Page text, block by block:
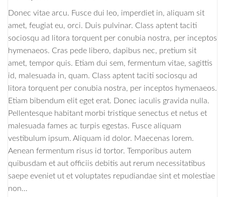
Donec vitae arcu. Fusce dui leo, imperdiet in, aliquam sit
amet, feugiat eu, orci. Duis pulvinar. Class aptent taciti
sociosqu ad litora torquent per conubia nostra, per inceptos
hymenaeos. Cras pede libero, dapibus nec, pretium sit
amet, tempor quis. Etiam dui sem, fermentum vitae, sagittis
id, malesuada in, quam. Class aptent taciti sociosqu ad
litora torquent per conubia nostra, per inceptos hymenaeos.
Etiam bibendum elit eget erat. Donec iaculis gravida nulla.
Pellentesque habitant morbi tristique senectus et netus et
malesuada fames ac turpis egestas. Fusce aliquam
vestibulum ipsum. Aliquam id dolor. Maecenas lorem.
Aenean fermentum risus id tortor. Temporibus autem
quibusdam et aut officiis debitis aut rerum necessitatibus
saepe eveniet ut et voluptates repudiandae sint et molestiae
non…